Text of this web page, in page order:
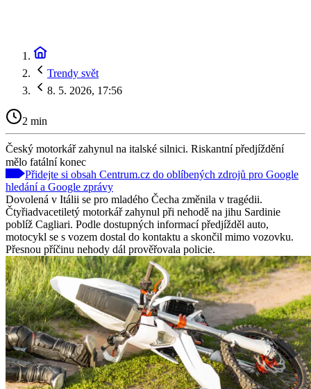
Trendy svět
8. 5. 2026, 17:56
2 min
Český motorkář zahynul na italské silnici. Riskantní předjíždění
mělo fatální konec
Přidejte si obsah Centrum.cz do oblíbených zdrojů pro Google
hledání a Google zprávy
Dovolená v Itálii se pro mladého Čecha změnila v tragédii.
Čtyřiadvacetiletý motorkář zahynul při nehodě na jihu Sardinie
poblíž Cagliari. Podle dostupných informací předjížděl auto,
motocykl se s vozem dostal do kontaktu a skončil mimo vozovku.
Přesnou příčinu nehody dál prověřovala policie.